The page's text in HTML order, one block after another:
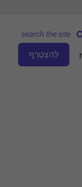
לְהִצְטַרֵף
search the site